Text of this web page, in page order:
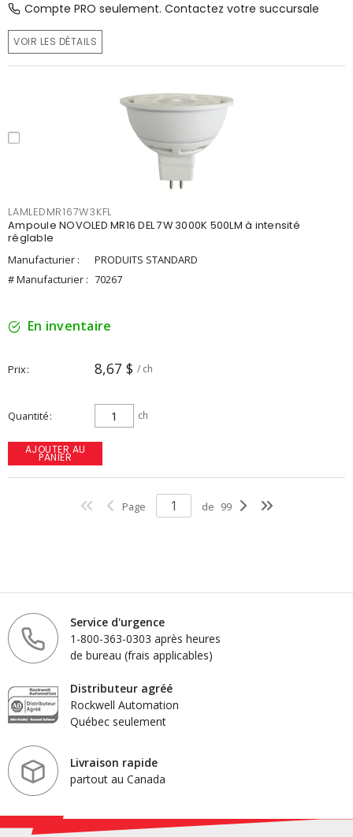
Compte PRO seulement. Contactez votre succursale
VOIR LES DÉTAILS
LAMLEDMR167W3KFL
Ampoule NOVOLED MR16 DEL 7W 3000K 500LM à intensité
réglable
Manufacturier :
PRODUITS STANDARD
# Manufacturier : 70267
En inventaire
Prix 8,67 $ / ch
Quantité ch
AJOUTER AU
PANIER
Page de 99
Service d'urgence
1-800-363-0303 après heures
de bureau (frais applicables)
Distributeur agréé
Rockwell Automation
Québec seulement
Livraison rapide
partout au Canada